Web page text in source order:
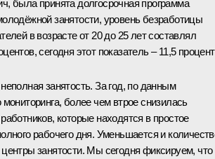
была принята долгосрочная программа
занятости, уровень безработицы
в возрасте от 20 до 25 лет составлял
сегодня этот показатель – 11,5
занятость. За год, по данным
мониторинга, более чем втрое снизилась
которые находятся в простое
рабочего дня. Уменьшается и
занятости. Мы сегодня фиксируем, что